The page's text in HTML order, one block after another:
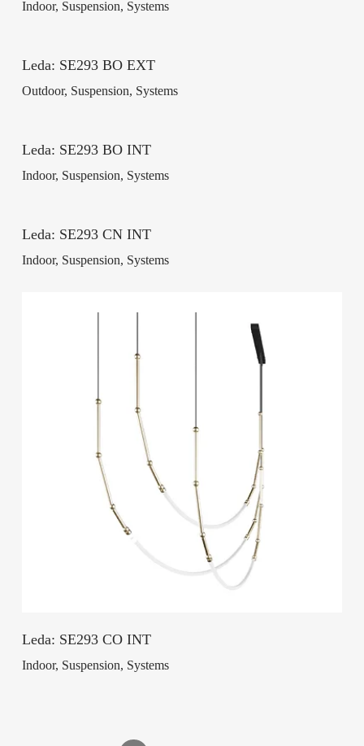
Indoor, Suspension, Systems
Leda: SE293 BO EXT
Outdoor, Suspension, Systems
Leda: SE293 BO INT
Indoor, Suspension, Systems
Leda: SE293 CN INT
Indoor, Suspension, Systems
Leda: SE293 CO INT
Indoor, Suspension, Systems